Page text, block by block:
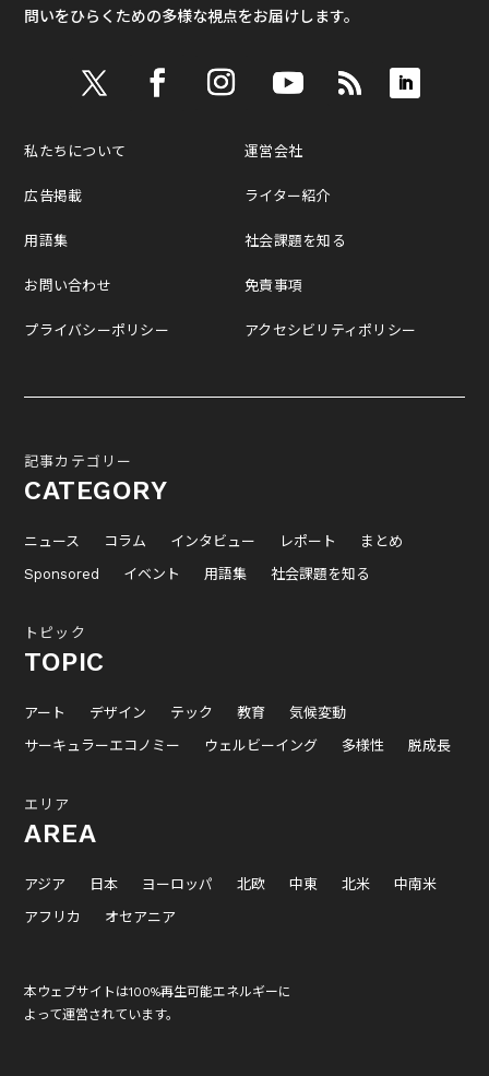
問いをひらくための多様な視点をお届けします。
私たちについて
広告掲載
用語集
お問い合わせ
プライバシーポリシー
運営会社
ライター紹介
社会課題を知る
免責事項
アクセシビリティポリシー
記事カテゴリー
CATEGORY
ニュース コラム インタビュー レポート
まとめ
Sponsored
イベント 用語集 社会課題を知る
トピック
TOPIC
アート デザイン テック 教育
気候変動
サーキュラーエコノミー
ウェルビーイング 多様性 脱成長
エリア
AREA
アジア 日本 ヨーロッパ 北欧 中東 北米
中南米
アフリカ
オセアニア
本ウェブサイトは100%再生可能エネルギーに
よって運営されています。